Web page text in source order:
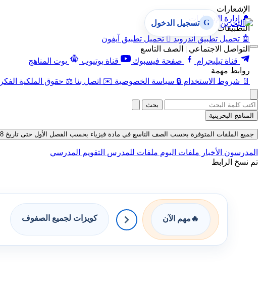
الإشعارات
🔔 إدارة الإشعارات
التطبيقات
🤖 تحميل تطبيق أندرويد  تحميل تطبيق آيفون
التواصل الاجتماعي | الصف التاسع
قناة تيليجرام
صفحة فيسبوك قناة يوتيوب
بوت المناهج
روابط مهمة
📄 شروط الاستخدام 🔒 سياسة الخصوصية ✉️ اتصل بنا ⚖️ حقوق الملكية
G تسجيل الدخول
بحث
المناهج البحرينية
جميع الملفات المتوفرة بحسب الصف التاسع في مادة فيزياء بحسب الفصل الأول حتى تاريخ 08-08-2026
المدرسون الأخبار ملفات اليوم ملفات للمدرس التقويم المدرسي
تم نسخ الرابط
🔥 مهم الآن كويزات لجميع الصفوف